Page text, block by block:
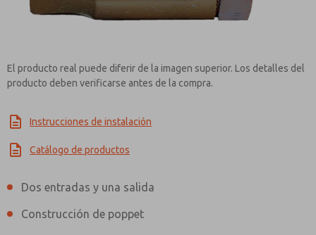
El producto real puede diferir de la imagen superior. Los detalles del
producto deben verificarse antes de la compra.
Instrucciones de instalación
Catálogo de productos
Dos entradas y una salida
Construcción de poppet